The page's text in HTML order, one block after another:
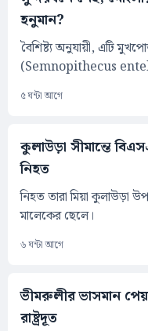
হনুমান?
বৈশিষ্ট্য অনুযায়ী, এটি
(Semnopithecus
৫ ঘন্টা আগে
কুলাউড়া সীমান্তে
নিহত
নিহত তারা মিয়া কুলাউড়া
মালেকের ছেলে।
৬ ঘন্টা আগে
ভীমরুলীর ভাসমান
রাষ্ট্রদূত